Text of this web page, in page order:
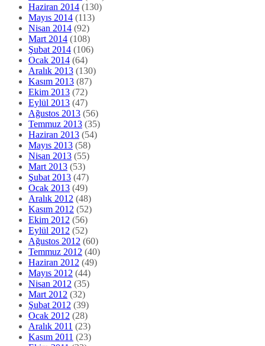
Haziran 2014 (130)
Mayıs 2014 (113)
Nisan 2014 (92)
Mart 2014 (108)
Şubat 2014 (106)
Ocak 2014 (64)
Aralık 2013 (130)
Kasım 2013 (87)
Ekim 2013 (72)
Eylül 2013 (47)
Ağustos 2013 (56)
Temmuz 2013 (35)
Haziran 2013 (54)
Mayıs 2013 (58)
Nisan 2013 (55)
Mart 2013 (53)
Şubat 2013 (47)
Ocak 2013 (49)
Aralık 2012 (48)
Kasım 2012 (52)
Ekim 2012 (56)
Eylül 2012 (52)
Ağustos 2012 (60)
Temmuz 2012 (40)
Haziran 2012 (49)
Mayıs 2012 (44)
Nisan 2012 (35)
Mart 2012 (32)
Şubat 2012 (39)
Ocak 2012 (28)
Aralık 2011 (23)
Kasım 2011 (23)